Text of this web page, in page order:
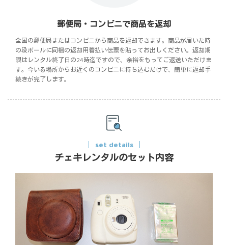
郵便局・コンビニで商品を返却
全国の郵便局またはコンビニから商品を返却できます。商品が届いた時
の段ボールに同梱の返却用着払い伝票を貼ってお出しください。返却期
限はレンタル終了日の24時迄ですので、余裕をもってご返送いただけま
す。今いる場所からお近くのコンビニに持ち込むだけで、簡単に返却手
続きが完了します。
set details
チェキレンタルのセット内容